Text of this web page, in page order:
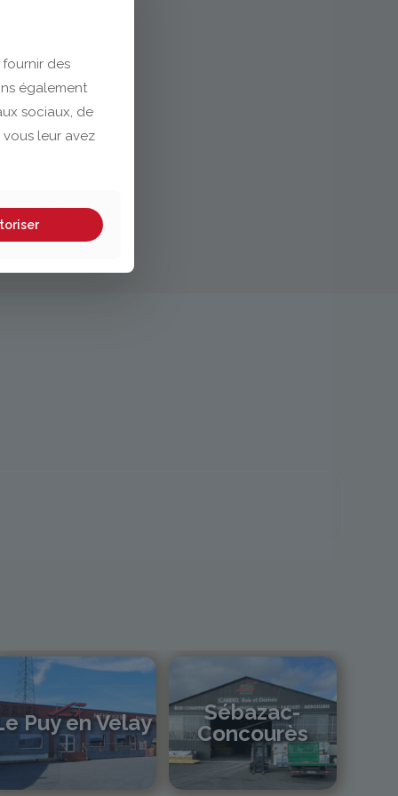
Puy en Velay
04 71 01 13 30
Sébazac-
Concourès
des
également
sociaux, de
leur avez